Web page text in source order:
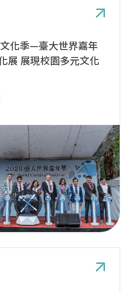
文化季—臺大世界嘉年
展 展現校園多元文化